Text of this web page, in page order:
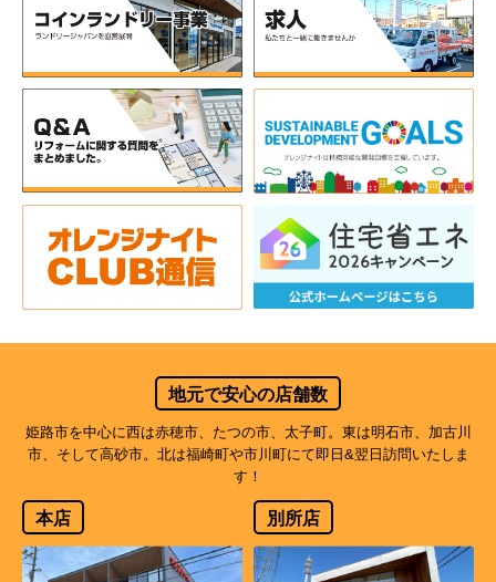
地元で安心の店舗数
姫路市を中心に西は赤穂市、たつの市、太子町。東は明石市、加古川
市、そして高砂市。北は福崎町や市川町にて即日&翌日訪問いたしま
す！
本店 別所店